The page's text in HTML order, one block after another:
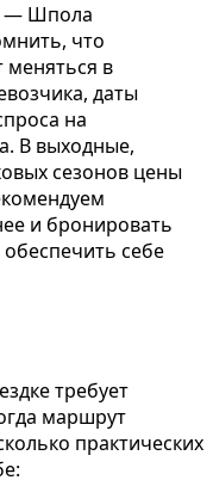
— Шпола
что
меняться в
даты
на
В выходные,
сезонов цены
и бронировать
себе
требует
маршрут
практических